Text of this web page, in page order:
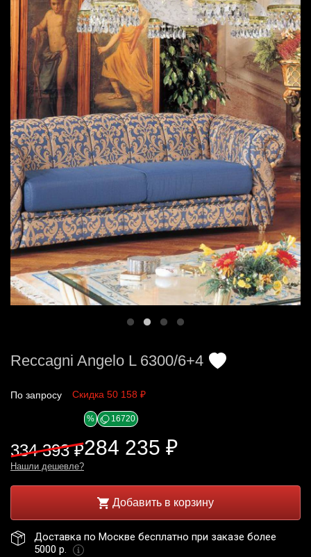
Reccagni Angelo L 6300/6+4
По запросу Скидка 50 158 ₽
334 393 ₽
% 16720
284 235 ₽
Нашли дешевле?
Добавить в корзину
Доставка по Москве бесплатно при заказе более
5000 р.